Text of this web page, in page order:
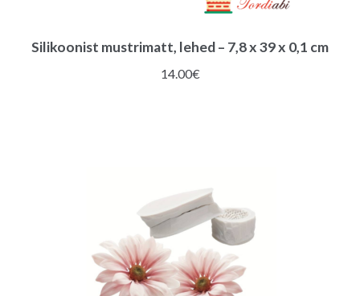
Silikoonist mustrimatt, lehed – 7,8 x 39 x 0,1 cm
14.00€